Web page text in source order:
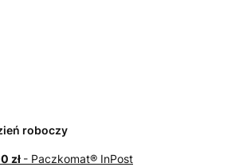
roboczy
zł - Paczkomat® InPost